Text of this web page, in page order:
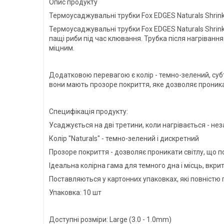
Опис продукту
Термоусаджувальні трубки Fox EDGES Naturals
Термоусаджувальні трубки Fox EDGES Naturals
пащі риби під час клювання. Трубка після
міцним.
Додатковою перевагою є колір - темно-зелений,
вони мають прозоре покриття, яке дозволяє
Специфікація продукту:
Усаджується на дві третини, коли нагрівається -
Колір "Naturals" - темно-зелений і дискретний
Прозоре покриття - дозволяє проникати світлу, що
Ідеальна колірна гама для темного дна і місць,
Поставляються у картонних упаковках, які
Упаковка: 10 шт
Доступні розміри: Large (3.0 - 1.0mm)